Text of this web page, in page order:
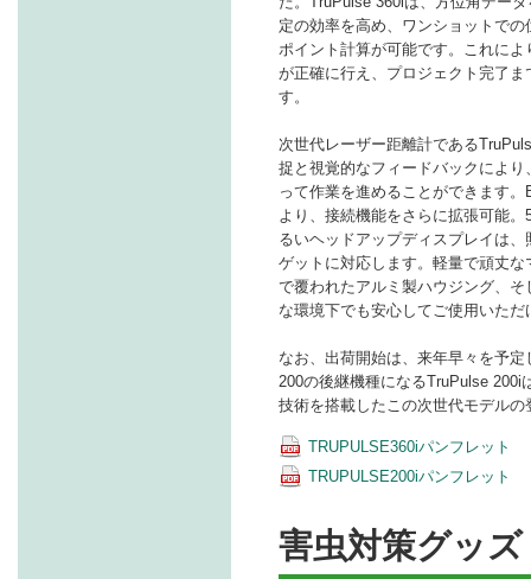
定の効率を高め、ワンショットで
ポイント計算が可能です。これに
が正確に行え、プロジェクト完了
す。
次世代レーザー距離計である
捉と視覚的なフィードバックによ
って作業を進めることができます
より、接続機能をさらに拡張可能
るいヘッドアップディスプレイは
ゲットに対応します。軽量で頑丈
で覆われたアルミ製ハウジング、
な環境下でも安心してご使用いただ
なお、出荷開始は、来年早々を予
200の後継機種になるTruPulse 200i
技術を搭載したこの次世代モデル
TRUPULSE360iパンフレット
TRUPULSE200iパンフレット
害虫対策グッズ